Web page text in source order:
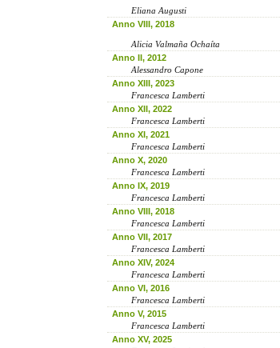
Eliana Augusti
Anno VIII, 2018
Alicia Valmaña Ochaíta
Anno II, 2012
Alessandro Capone
Anno XIII, 2023
Francesca Lamberti
Anno XII, 2022
Francesca Lamberti
Anno XI, 2021
Francesca Lamberti
Anno X, 2020
Francesca Lamberti
Anno IX, 2019
Francesca Lamberti
Anno VIII, 2018
Francesca Lamberti
Anno VII, 2017
Francesca Lamberti
Anno XIV, 2024
Francesca Lamberti
Anno VI, 2016
Francesca Lamberti
Anno V, 2015
Francesca Lamberti
Anno XV, 2025